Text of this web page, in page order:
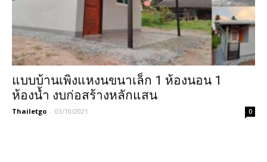
แบบบ้านเพิงแหงนขนาเล็ก 1 ห้องนอน 1
ห้องน้ำ งบก่อสร้างหลักแสน
Thailetgo - 03/10/2021 0